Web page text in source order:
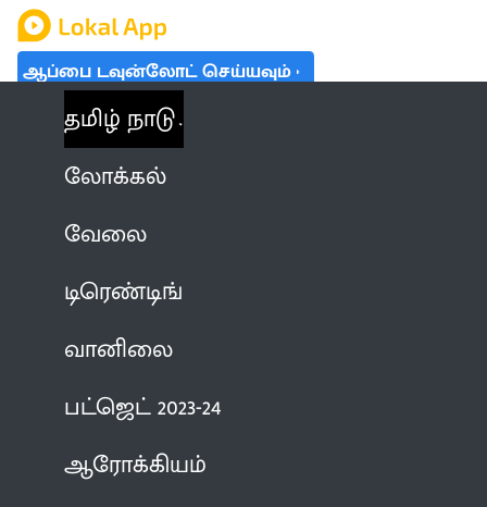
ஆப்பை டவுன்லோட் செய்யவும்
தமிழ் நாடு
லோக்கல்
வேலை
டிரெண்டிங்
வானிலை
பட்ஜெட் 2023-24
ஆரோக்கியம்